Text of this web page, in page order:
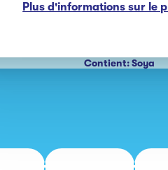
Plus d'informations sur le
Contient: Soya